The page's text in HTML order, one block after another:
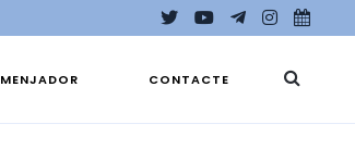
MENJADOR CONTACTE